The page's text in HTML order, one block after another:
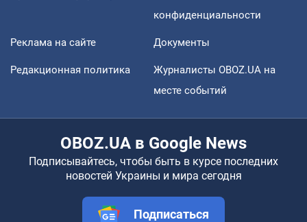
конфиденциальности
Реклама на сайте Документы
Редакционная политика
Журналисты OBOZ.UA на
месте событий
OBOZ.UA в Google News
Подписывайтесь, чтобы быть в курсе последних
новостей Украины и мира сегодня
Подписаться